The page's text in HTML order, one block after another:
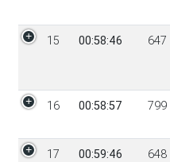
15 00:58:46 647
16 00:58:57 799
17 00:59:46 648